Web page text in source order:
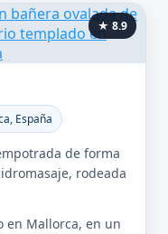
★ 8.9
España
de forma
rodeada
en Mallorca, en un